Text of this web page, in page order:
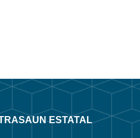
ESTATAL